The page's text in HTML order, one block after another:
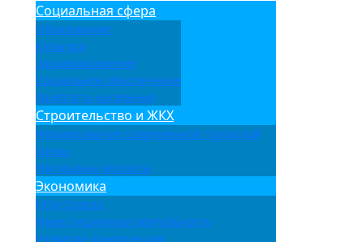
Социальная сфера
Образование
Культура
Здравоохранение
Социальное обеспечение
Занятость населения
Строительство и ЖКХ
Формирование современной городской
среды
Жилищные вопросы
Экономика
НПА Отдела
Инвестиционная деятельность
Развитие конкуренции